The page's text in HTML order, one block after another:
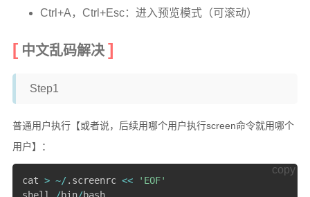
Ctrl+A，Ctrl+Esc：进入预览模式（可滚动）
中文乱码解决
Step1
普通用户执行【或者说，后续用哪个用户执行screen命令就用哪个
用户】：
copy
cat > ~/. screenrc <<
'EOF'